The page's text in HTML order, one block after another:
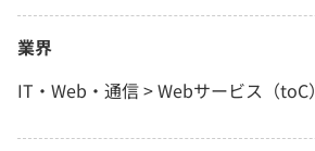
業界
IT・Web・通信 > Webサービス（toC）